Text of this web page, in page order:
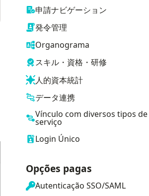
申請ナビゲーション
発令管理
Organograma
スキル・資格・研修
人的資本統計
データ連携
Vínculo com diversos tipos de
serviço
Login Único
Opções pagas
Autenticação SSO/SAML